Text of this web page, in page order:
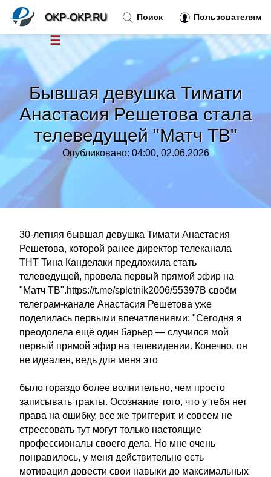
Бывшая девушка Тимати
Анастасия Решетова стала
телеведущей "Матч ТВ"
Опубликовано: 04:00, 02.06.2026
30-летняя бывшая девушка Тимати Анастасия
Решетова, которой ранее директор телеканала
ТНТ Тина Канделаки предложила стать
телеведущей, провела первый прямой эфир на
"Матч ТВ".https://t.me/spletnik2006/55397В своём
телеграм-канале Анастасия Решетова уже
поделилась первыми впечатлениями: "Сегодня я
преодолела ещё один барьер — случился мой
первый прямой эфир на телевидении. Конечно, он
не идеален, ведь для меня это
было гораздо более волнительно, чем просто
записывать тракты. Осознание того, что у тебя нет
права на ошибку, все же триггерит, и совсем не
стрессовать тут могут только настоящие
профессионалы своего дела. Но мне очень
понравилось, у меня действительно есть
мотивация довести свои навыки до максимальных
Поиск Пользователям
OKP-OKP.RU
☰
Новости
Тренды новостей »
Рубрики»
Правила »
Контакт»